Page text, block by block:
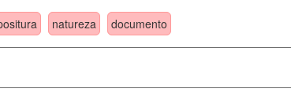
natureza documento